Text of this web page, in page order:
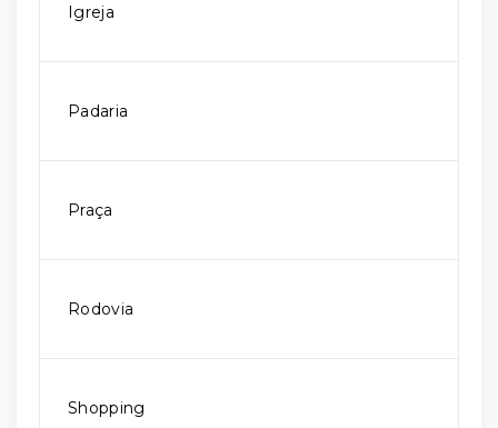
Igreja
Padaria
Praça
Rodovia
Shopping